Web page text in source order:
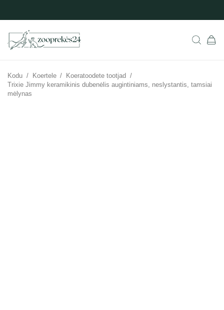
Kodu / Koertele / Koeratoodete tootjad /
Trixie Jimmy keramikinis dubenėlis augintiniams, neslystantis, tamsiai
mėlynas